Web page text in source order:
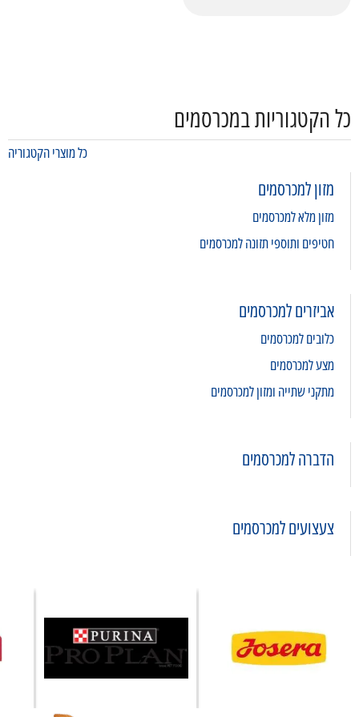
כל הקטגוריות במכרסמים
כל מוצרי הקטגוריה
מזון למכרסמים
מזון מלא למכרסמים
חטיפים ותוספי תזונה למכרסמים
אביזרים למכרסמים
כלובים למכרסמים
מצע למכרסמים
מתקני שתייה ומזון למכרסמים
הדברה למכרסמים
צעצועים למכרסמים